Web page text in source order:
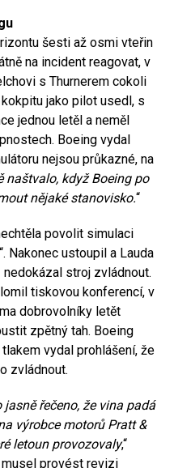
šesti až osmi vteřin
na incident reagovat, v
s Thurnerem cokoli
jako pilot usedl, s
jednou letěl a neměl
Boeing vydal
nejsou průkazné, na
naštvalo, když Boeing po
nějaké stanovisko.“
povolit simulaci
Nakonec ustoupil a Lauda
stroj zvládnout.
tiskovou konferencí, v
dobrovolníky letět
zpětný tah. Boeing
vydal prohlášení, že
zvládnout.
řečeno, že vina padá
výrobce motorů Pratt &
letoun provozovaly,“
musel provést revizi